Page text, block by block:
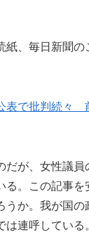
紙、毎日新聞の
表で批判続々
だが、女性議
る。この記事
うか。我が国
は連呼してい